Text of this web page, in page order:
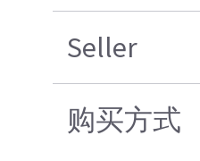
Seller
购买方式